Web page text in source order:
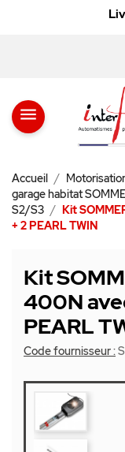
menu
Accueil
garage habitat
S2/S3
Kit
+ 2 PEARL TWIN
Kit
400N
PEARL
Code fournisseur :